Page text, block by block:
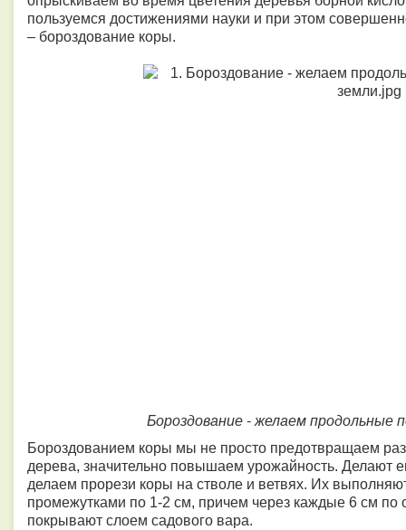
пользуемся достижениями науки и при этом
– бороздование коры.
Бороздование - желаем продольные
Бороздованием коры мы не просто предотвращаем
дерева, значительно повышаем урожайность. Делают
делаем прорези коры на стволе и ветвях. Их
промежутками по 1-2 см, причем через каждые 6 см по
покрывают слоем садового вара.